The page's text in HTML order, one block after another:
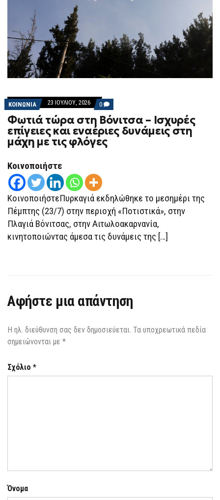
ΚΟΙΝΩΝΙΑ 23 ΙΟΥΛΊΟΥ, 2026 0 COMMENTS
ON
ΦΩΤΙΆ
ΤΏΡΑ
ΣΤΗ
ΒΌΝΙΤΣΑ
–
ΜΆΧΗ
ΤΙΣ
ΦΛΌΓΕΣ
Φωτιά τώρα στη Βόνιτσα – Ισχυρές
επίγειες και εναέριες δυνάμεις στη
μάχη με τις φλόγες
Κοινοποιήστε
ΚοινοποιήστεΠυρκαγιά εκδηλώθηκε το μεσημέρι της
Πέμπτης (23/7) στην περιοχή «Ποτιστικά», στην
Πλαγιά Βόνιτσας, στην Αιτωλοακαρνανία,
κινητοποιώντας άμεσα τις δυνάμεις της […]
Αφήστε μια απάντηση
Η ηλ. διεύθυνση σας δεν δημοσιεύεται. Τα υποχρεωτικά πεδία
σημειώνονται με *
Σχόλιο *
Όνομα